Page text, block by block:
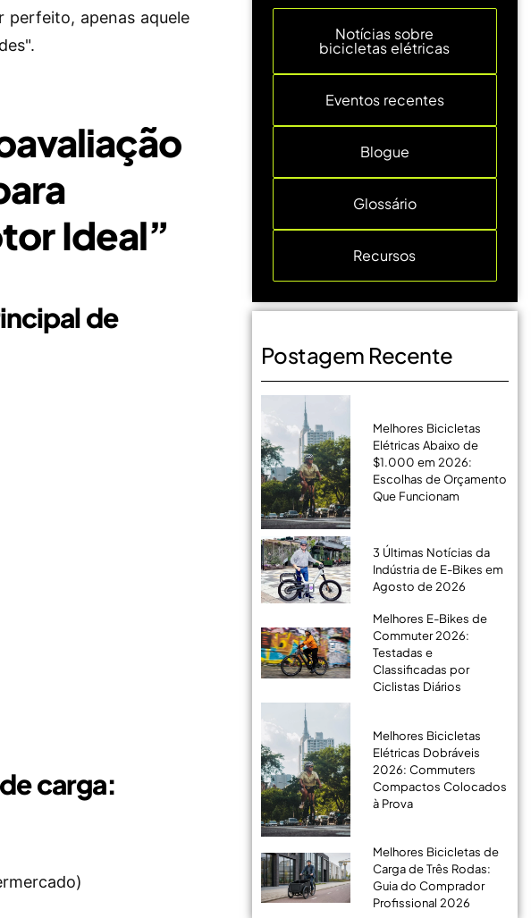
perfeito, apenas aquele
Ideal”
de
carga:
Notícias sobre
bicicletas elétricas
Eventos recentes
Blogue
Glossário
Recursos
Postagem Recente
Melhores Bicicletas
Elétricas Abaixo de
$1.000 em 2026:
Escolhas de Orçamento
Que Funcionam
3 Últimas Notícias da
Indústria de E-Bikes em
Agosto de 2026
Melhores E-Bikes de
Commuter 2026:
Testadas e
Classificadas por
Ciclistas Diários
Melhores Bicicletas
Elétricas Dobráveis
2026: Commuters
Compactos Colocados
à Prova
Melhores Bicicletas de
Carga de Três Rodas:
Guia do Comprador
Profissional 2026